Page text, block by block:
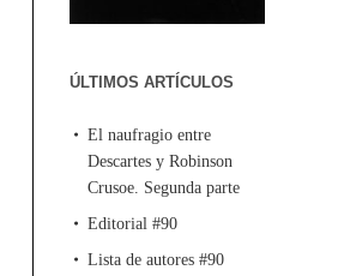
ÚLTIMOS ARTÍCULOS
El naufragio entre
Descartes y Robinson
Crusoe. Segunda parte
Editorial #90
Lista de autores #90